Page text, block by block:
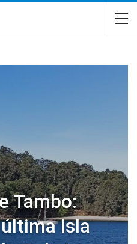
Tambo:
isla